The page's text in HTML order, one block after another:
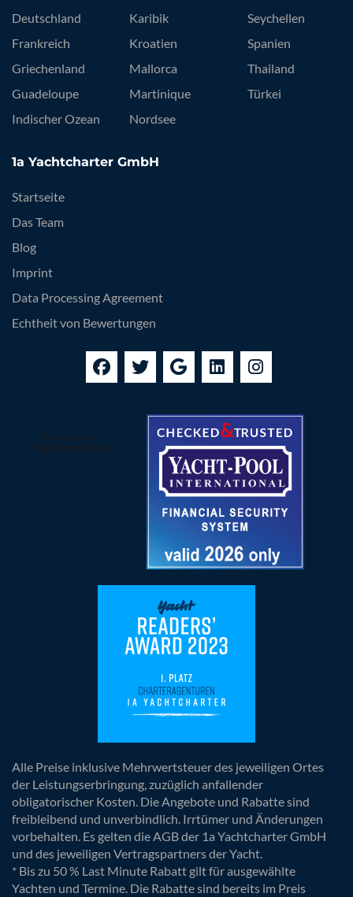
Deutschland
Frankreich
Griechenland
Guadeloupe
Indischer Ozean
Karibik
Kroatien
Mallorca
Martinique
Nordsee
Seychellen
Spanien
Thailand
Türkei
1a Yachtcharter GmbH
Startseite
Das Team
Blog
Imprint
Data Processing Agreement
Echtheit von Bewertungen
Alle Preise inklusive Mehrwertsteuer des jeweiligen Ortes
der Leistungserbringung, zuzüglich anfallender
obligatorischer Kosten. Die Angebote und Rabatte sind
freibleibend und unverbindlich. Irrtümer und Änderungen
vorbehalten. Es gelten die AGB der 1a Yachtcharter GmbH
und des jeweiligen Vertragspartners der Yacht.
* Bis zu 50 % Last Minute Rabatt gilt für ausgewählte
Yachten und Termine. Die Rabatte sind bereits im Preis